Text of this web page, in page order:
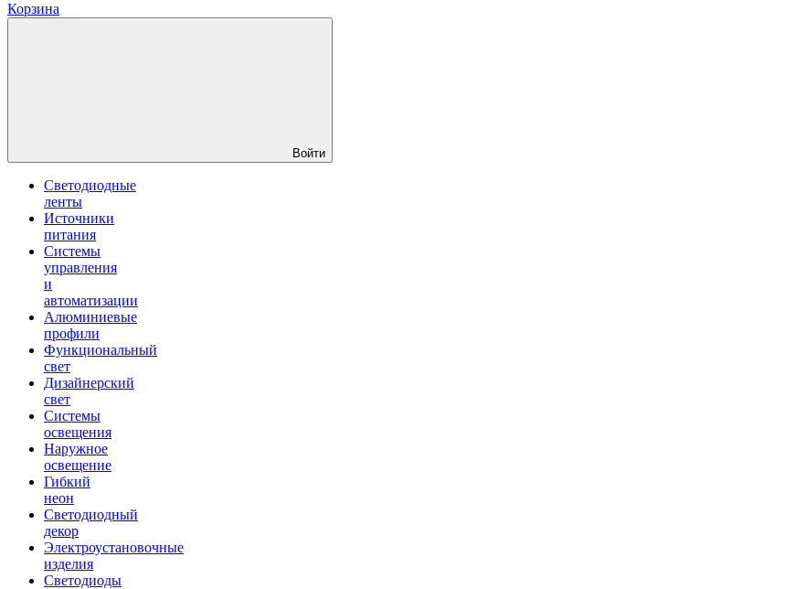
Корзина
Войти
Светодиодные
ленты
Источники
питания
Системы
управления
и
автоматизации
Алюминиевые
профили
Функциональный
свет
Дизайнерский
свет
Системы
освещения
Наружное
освещение
Гибкий
неон
Светодиодный
декор
Электроустановочные
изделия
Светодиоды